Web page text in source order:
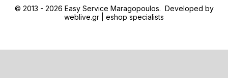
© 2013 - 2026 Easy Service Maragopoulos. Developed by
weblive.gr | eshop specialists